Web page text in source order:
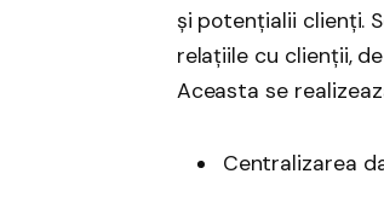
și potențialii clienți.
relațiile cu clienții,
Aceasta se
Centralizarea